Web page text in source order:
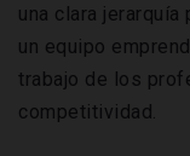
una clara
un equipo
trabajo de los
competitividad.